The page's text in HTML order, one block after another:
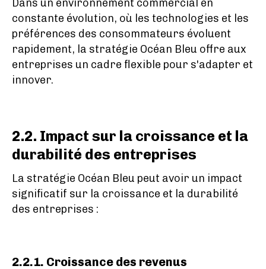
Dans un environnement commercial en
constante évolution, où les technologies et les
préférences des consommateurs évoluent
rapidement, la stratégie Océan Bleu offre aux
entreprises un cadre flexible pour s'adapter et
innover.
2.2. Impact sur la croissance et la
durabilité des entreprises
La stratégie Océan Bleu peut avoir un impact
significatif sur la croissance et la durabilité
des entreprises :
2.2.1. Croissance des revenus